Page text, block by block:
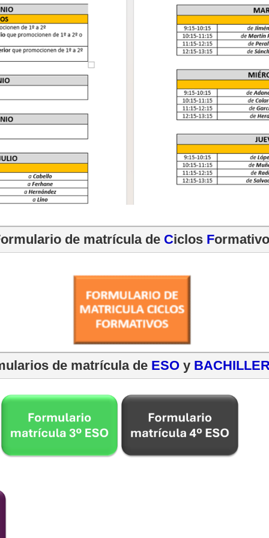
de matrícula de Ciclos F
de matrícula de ESO y